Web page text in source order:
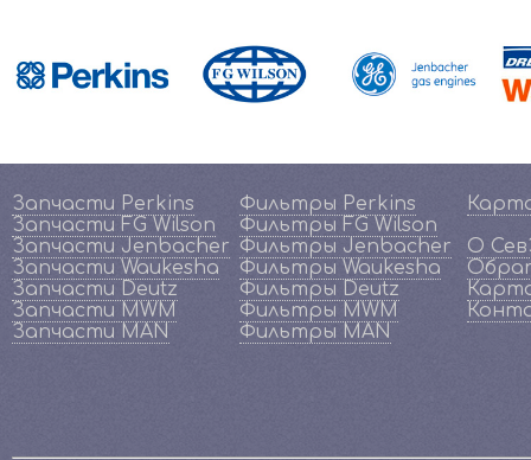
Запчасти Perkins
Запчасти FG Wilson
Запчасти Jenbacher
Запчасти Waukesha
Запчасти Deutz
Запчасти MWM
Запчасти MAN
Фильтры Perkins
Фильтры FG Wilson
Фильтры Jenbacher
Фильтры Waukesha
Фильтры Deutz
Фильтры MWM
Фильтры MAN
О